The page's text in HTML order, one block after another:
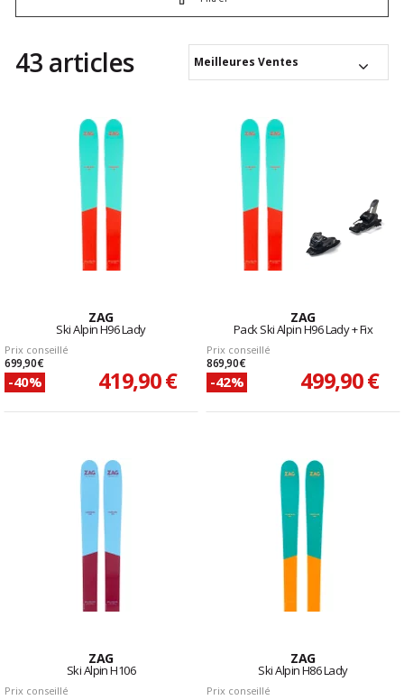
43 articles Meilleures Ventes
ZAG
Ski Alpin H96 Lady
Prix conseillé
699,90 €
-40% 419,90 €
ZAG
Pack Ski Alpin H96 Lady + Fix
Prix conseillé
869,90 €
-42% 499,90 €
ZAG
Ski Alpin H106
Prix conseillé
ZAG
Ski Alpin H86 Lady
Prix conseillé